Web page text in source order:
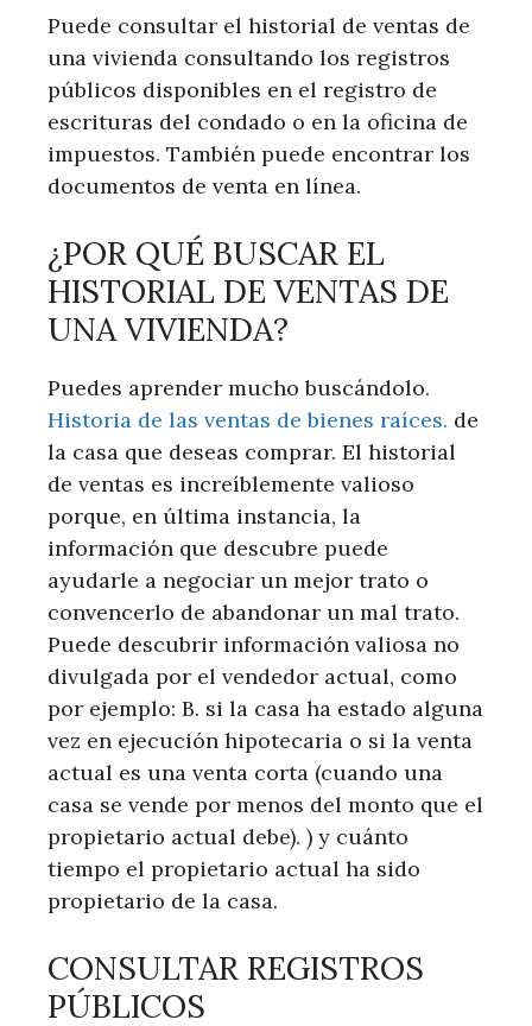
Puede consultar el historial de ventas de
una vivienda consultando los registros
públicos disponibles en el registro de
escrituras del condado o en la oficina de
impuestos. También puede encontrar los
documentos de venta en línea.
¿POR QUÉ BUSCAR EL
HISTORIAL DE VENTAS DE
UNA VIVIENDA?
Puedes aprender mucho buscándolo.
Historia de las ventas de bienes raíces. de
la casa que deseas comprar. El historial
de ventas es increíblemente valioso
porque, en última instancia, la
información que descubre puede
ayudarle a negociar un mejor trato o
convencerlo de abandonar un mal trato.
Puede descubrir información valiosa no
divulgada por el vendedor actual, como
por ejemplo: B. si la casa ha estado alguna
vez en ejecución hipotecaria o si la venta
actual es una venta corta (cuando una
casa se vende por menos del monto que el
propietario actual debe). ) y cuánto
tiempo el propietario actual ha sido
propietario de la casa.
CONSULTAR REGISTROS
PÚBLICOS